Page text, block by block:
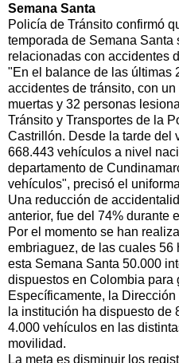
Semana Santa
Policía de Tránsito confirmó
temporada de Semana Santa
relacionadas con accidentes
"En el balance de las últimas
accidentes de tránsito, con
muertas y 32 personas
Tránsito y Transportes de la
Castrillón. Desde la tarde del
668.443 vehículos a nivel
departamento de
vehículos", precisó el
Una reducción de
anterior, fue del 74% durante
Por el momento se han
embriaguez, de las cuales 56
esta Semana Santa 50.000
dispuestos en Colombia para
Específicamente, la
la institución ha dispuesto de
4.000 vehículos en las
movilidad.
La meta es disminuir los